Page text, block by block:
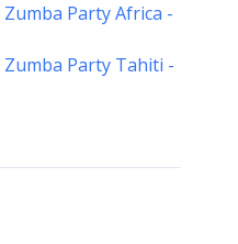
Zumba Party Africa -
Zumba Party Tahiti -